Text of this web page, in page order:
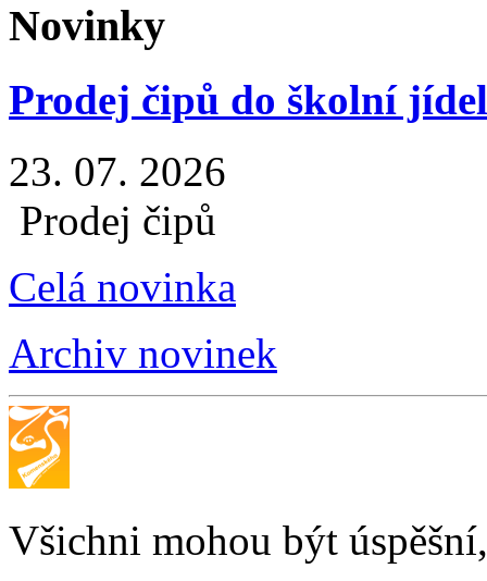
Novinky
Prodej čipů do školní
23. 07. 2026
Prodej čipů
Celá novinka
Archiv novinek
Všichni mohou být